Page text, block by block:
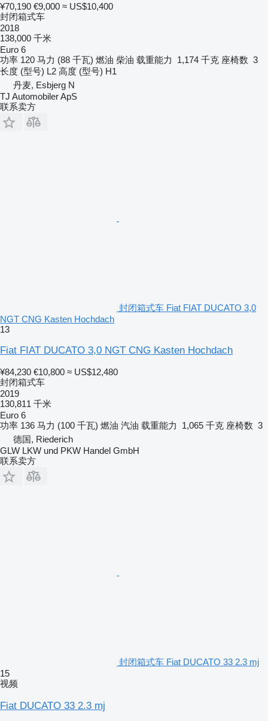
¥70,190 €9,000 ≈ US$10,400
封闭箱式车
2018
138,000 千米
Euro 6
功率 120 马力 (88 千瓦) 燃油 柴油 载重能力 1,174 千克 座椅数 3
长度 (型号) L2 高度 (型号) H1
丹麦, Esbjerg N
TJ Automobiler ApS
联系卖方
封闭箱式车 Fiat FIAT DUCATO 3,0
NGT CNG Kasten Hochdach
13
Fiat FIAT DUCATO 3,0 NGT CNG Kasten Hochdach
¥84,230 €10,800 ≈ US$12,480
封闭箱式车
2019
130,811 千米
Euro 6
功率 136 马力 (100 千瓦) 燃油 汽油 载重能力 1,065 千克 座椅数 3
德国, Riederich
GLW LKW und PKW Handel GmbH
联系卖方
封闭箱式车 Fiat DUCATO 33 2.3 mj
15
视频
Fiat DUCATO 33 2.3 mj